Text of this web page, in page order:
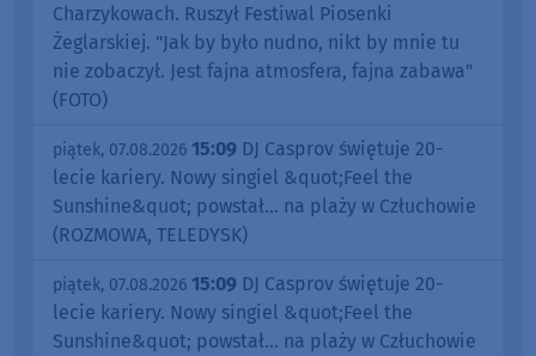
Charzykowach. Ruszył Festiwal Piosenki
Żeglarskiej. "Jak by było nudno, nikt by mnie tu
nie zobaczył. Jest fajna atmosfera, fajna zabawa"
(FOTO)
piątek, 07.08.2026 15:09 DJ Casprov świętuje 20-
lecie kariery. Nowy singiel &quot;Feel the
Sunshine&quot; powstał... na plaży w Człuchowie
(ROZMOWA, TELEDYSK)
piątek, 07.08.2026 15:09 DJ Casprov świętuje 20-
lecie kariery. Nowy singiel &quot;Feel the
Sunshine&quot; powstał... na plaży w Człuchowie